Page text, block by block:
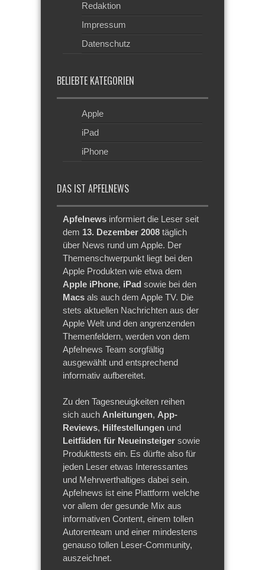
Redaktion
Impressum
Datenschutz
BELIEBTE KATEGORIEN
Apple
iPad
iPhone
DAS IST APFELNEWS
Apfelnews informiert die Leser seit
dem 13. Dezember 2008 täglich
über News rund um Apple. Der
Themenschwerpunkt liegt bei den
Apple Produkten wie etwa dem
Apple iPhone, iPad sowie bei den
Macs als auch dem Apple TV. Die
stets aktuellen Nachrichten aus der
Apple Welt und den angrenzenden
Themenfeldern, werden von dem
Apfelnews Team sorgfältig
ausgewählt und entsprechend
informativ aufbereitet.
Zu den Tagesneuigkeiten reihen
sich auch Anleitungen, App-
Reviews, Hilfestellungen und
Leitfäden für Neueinsteiger sowie
Produkttests ein. Es dürfte also für
jeden Leser etwas Interessantes
und Mehrwerthaltiges dabei sein.
Apfelnews ist eine Plattform welche
vor allem der gesunde Mix aus
informativen Content, einem tollen
Autorenteam und einer mindestens
genauso tollen Leser-Community,
auszeichnet.